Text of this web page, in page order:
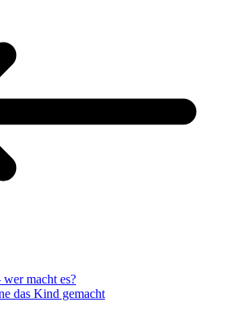
macht es?
das Kind gemacht